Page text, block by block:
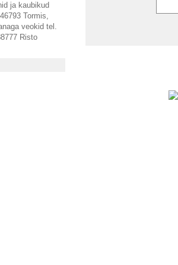
ja kaubikud
Tormis,
veokid tel.
Risto